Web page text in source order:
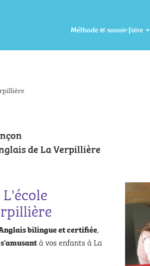
Méthode & savoir-faire
de La Verpillière
bilingue et certifiée,
à vos enfants à La